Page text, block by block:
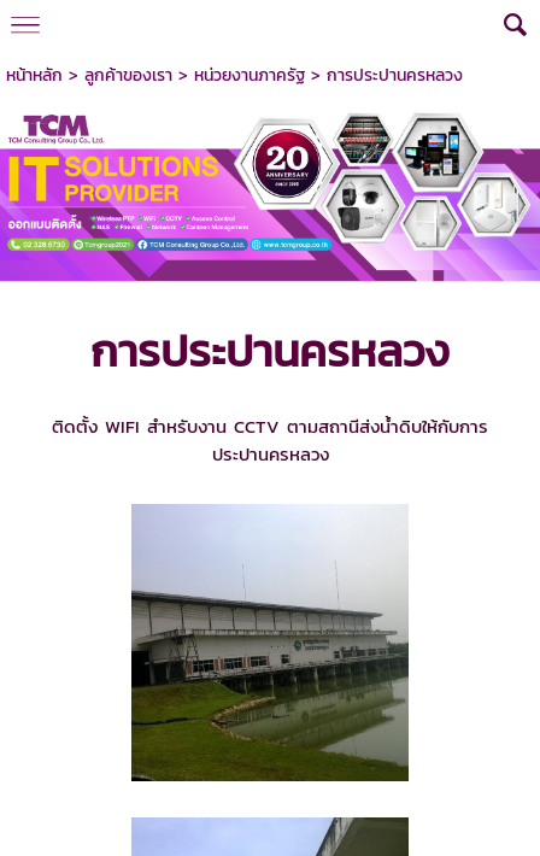
หน้าหลัก > ลูกค้าของเรา> หน่วยงานภาครัฐ> การประปานครหลวง
การประปานครหลวง
ติดตั้ง WIFI สำหรับงาน CCTV ตามสถานีส่งน้ำดิบให้กับการ
ประปานครหลวง